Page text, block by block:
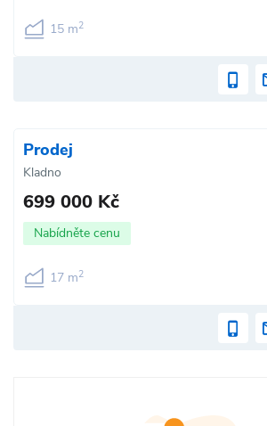
15 m2
Prodej
Kladno
699 000 Kč
Nabídněte cenu
17 m2